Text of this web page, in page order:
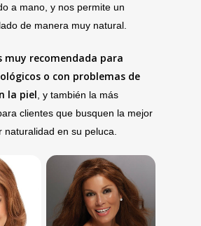
a mano, y nos permite un
de manera muy natural.
muy recomendada para
o con problemas de
la piel , y también la más
clientes que busquen la mejor
naturalidad en su peluca.